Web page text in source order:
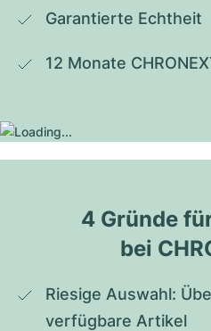
Garantierte Echtheit
12 Monate
4 Gründe
bei
Riesige Auswahl:
verfügbare Artikel